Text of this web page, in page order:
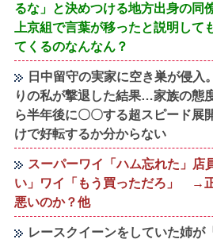
るな」と決めつける地方出身の同
上京組で言葉が移ったと説明して
てくるのなんなん？
日中留守の実家に空き巣が侵入
りの私が撃退した結果…家族の態
ら半年後に〇〇する超スピード
けで好転するか分からない
スーパーワイ「ハム忘れた」店
い」ワイ「もう買っただろ」 →
悪いのか？他
レースクイーンをしていた姉が